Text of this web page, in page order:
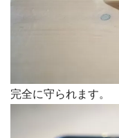
完全に守られます。